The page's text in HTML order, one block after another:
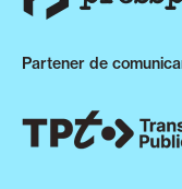
Partener de